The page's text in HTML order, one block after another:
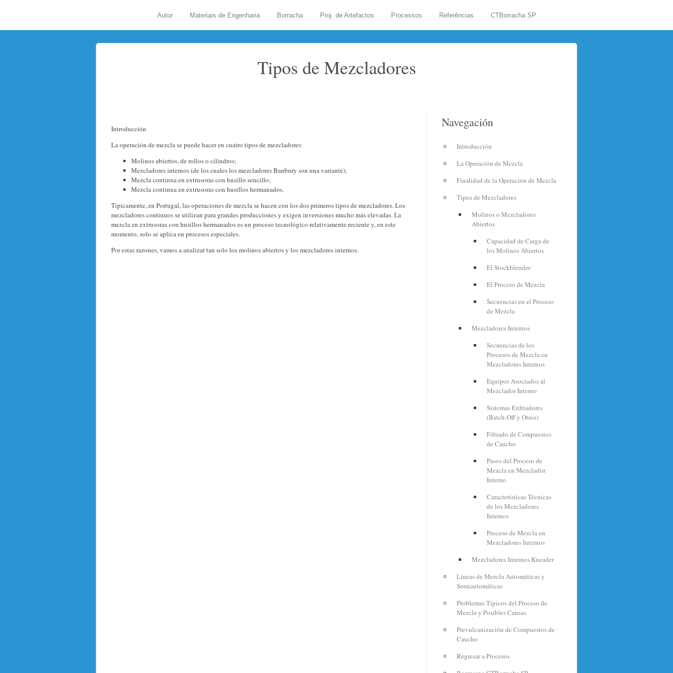
Autor Materiais de Engenharia Borracha Proj. de Artefactos Processos Referências CTBorracha SP
Tipos de Mezcladores
Introducción
La operación de mezcla se puede hacer en cuatro tipos de mezcladores:
Molinos abiertos, de rollos o cilindros;
Mezcladores internos (de los cuales los mezcladores Banbury son una variante);
Mezcla continua en extrusoras con husillo sencillo;
Mezcla continua en extrusoras con husillos hermanados.
Típicamente, en Portugal, las operaciones de mezcla se hacen con los dos primeros tipos de mezcladores. Los
mezcladores continuos se utilizan para grandes producciones y exigen inversiones mucho más elevadas. La
mezcla en extrusoras con husillos hermanados es un proceso tecnológico relativamente reciente y, en este
momento, solo se aplica en procesos especiales.
Por estas razones, vamos a analizar tan solo los molinos abiertos y los mezcladores internos.
Navegación
Introducción
La Operación de Mezcla
Finalidad de la Operación de Mezcla
Tipos de Mezcladores
Molinos o Mezcladores
Abiertos
Capacidad de Carga de
los Molinos Abiertos
El Stockblender
El Proceso de Mezcla
Secuencias en el Proceso
de Mezcla
Mezcladores Internos
Secuencias de los
Procesos de Mezcla en
Mezcladores Internos
Equipos Asociados al
Mezclador Interno
Sistemas Enfriadores
(Batch-Off y Otros)
Filtrado de Compuestos
de Caucho
Pasos del Proceso de
Mezcla en Mezclador
Interno
Características Técnicas
de los Mezcladores
Internos
Proceso de Mezcla en
Mezcladores Internos
Mezcladores Internos Kneader
Líneas de Mezcla Automáticas y
Semiautomáticas
Problemas Típicos del Proceso de
Mezcla y Posibles Causas
Prevulcanización de Compuestos de
Caucho
Regresar a Procesos